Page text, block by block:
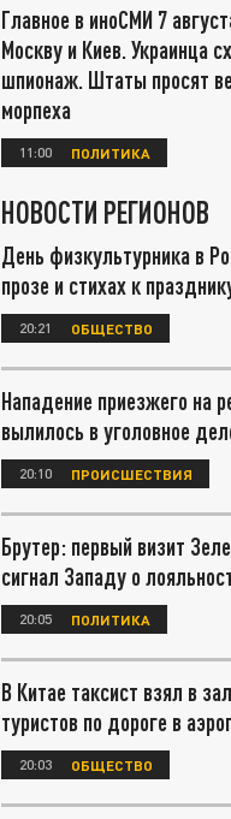
Главное в иноСМИ 7
Москву и Киев. Украинца
шпионаж. Штаты просят
морпеха
11:00 ПОЛИТИКА
НОВОСТИ РЕГИОНОВ
День физкультурника в
прозе и стихах к
20:21 ОБЩЕСТВО
Нападение приезжего на
вылилось в уголовное
20:10 ПРОИСШЕСТВИЯ
Брутер: первый визит
сигнал Западу о
20:05 ПОЛИТИКА
В Китае таксист взял в
туристов по дороге в
20:03 ОБЩЕСТВО